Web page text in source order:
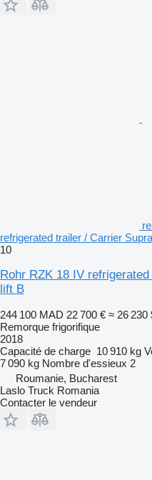
refrigerated trailer / Carrier
10
Rohr RZK 18 IV
lift B
244 100 MAD 22 700 € ≈ 26 230
Remorque frigorifique
2018
Capacité de charge 10 910 kg
7 090 kg Nombre d'essieux 2
Roumanie, Bucharest
Laslo Truck Romania
Contacter le vendeur